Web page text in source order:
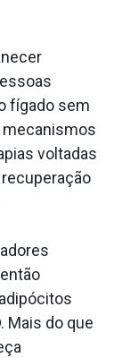
fígado sem
mecanismos
voltadas
Mais do que